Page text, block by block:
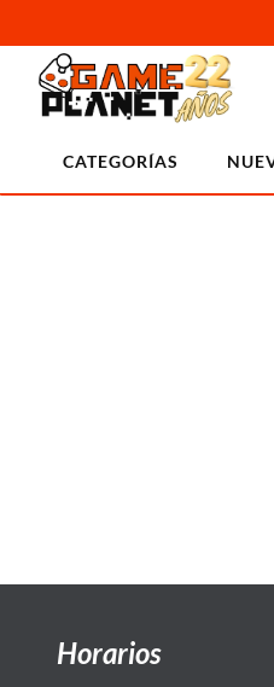
CATEGORÍAS
Horarios